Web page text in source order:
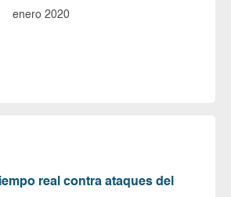
enero 2020
real contra ataques del